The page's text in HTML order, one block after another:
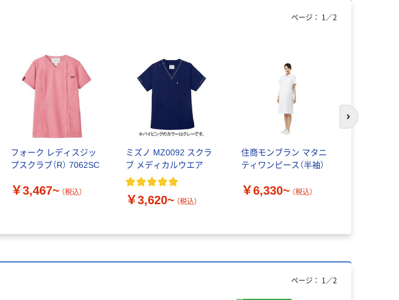
フォーク レディスジッ
プスクラブ（R） 7062SC
￥3,467~ （税込）
ミズノ MZ0092 スクラ
ブ メディカルウエア
￥3,620~ （税込）
住商モンブラン マタニ
ティワンピース（半袖）
￥6,330~ （税込）
ページ： 1 ／2
次のスライド
ページ： 1 ／2